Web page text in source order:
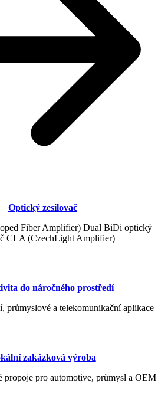
Optický zesilovač
Fiber Amplifier) Dual BiDi optický
CLA (CzechLight Amplifier)
do náročného prostředí
průmyslové a telekomunikační aplikace
zakázková výroba
propoje pro automotive, průmysl a OEM